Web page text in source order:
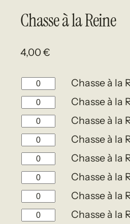
Chasse à la Reine
4,00€
quantité
de
Chasse
la
Reine
#1
Chasse à la
quantité
de
Chasse
la
Reine
#2
Chasse à la
quantité
de
Chasse
la
Reine
#3
Chasse à la
quantité
de
Chasse
la
Reine
#4
Chasse à la
quantité
de
Chasse
la
Chasse à la
quantité
de
Chasse
Chasse à la
quantité
de
Chasse à la
quantité
Chasse à la